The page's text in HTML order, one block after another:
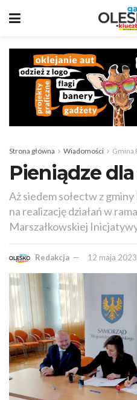
Strona główna Wiadomości Gmina
Pieniądze
Aż siedem sołectw z
na realizację działań w
Marszałkowskiej
Redakcja 12 maja 2023